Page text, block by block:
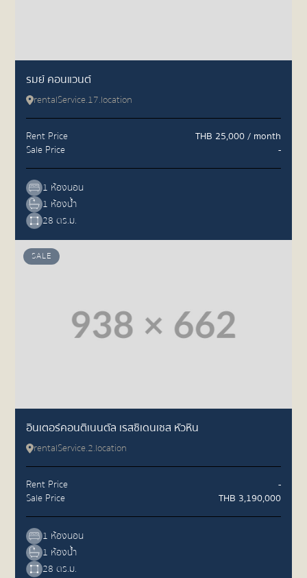
รมย์ คอนแวนต์
rentalService.17.location
Rent Price
THB 25,000 / month
Sale Price
-
1 ห้องนอน
1 ห้องน้ำ
28 ตร.ม.
SALE
อินเตอร์คอนติเนนตัล เรสซิเดนเซส หัวหิน
rentalService.2.location
Rent Price
-
Sale Price
THB 3,190,000
1 ห้องนอน
1 ห้องน้ำ
28 ตร.ม.